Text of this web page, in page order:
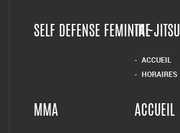
SELF DEFENSE FEMININETAI-JITSU
ACCUEIL
HORAIRES
MMA ACCUEIL